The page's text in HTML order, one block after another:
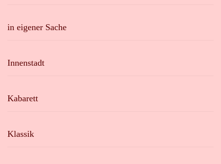
in eigener Sache
Innenstadt
Kabarett
Klassik